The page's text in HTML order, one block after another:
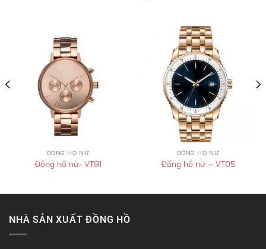
ĐỒNG HỒ NỮ
Đồng hồ nữ- VT91
ĐỒNG HỒ NỮ
Đồng hồ nữ – VT05
NHÀ SẢN XUẤT ĐỒNG HỒ